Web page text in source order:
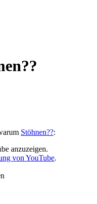
Stöhnen??:
anzuzeigen.
von YouTube.